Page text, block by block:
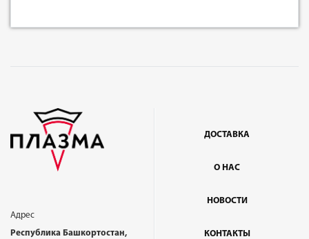
Адрес
Республика Башкортостан,
ДОСТАВКА
О НАС
НОВОСТИ
КОНТАКТЫ